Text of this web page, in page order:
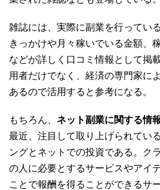
雑誌には、実際に副業を行ってい
きっかけや月々稼いでいる金額、
などが詳しく口コミ情報として掲
用者だけでなく、経済の専門家に
あるので活用すると参考になる。
もちろん、 ネット副業に関する情
最近、注目して取り上げられてい
ングとネットでの投資である。ク
の人に必要とするサービスやアイ
ことで報酬を得ることができるサ